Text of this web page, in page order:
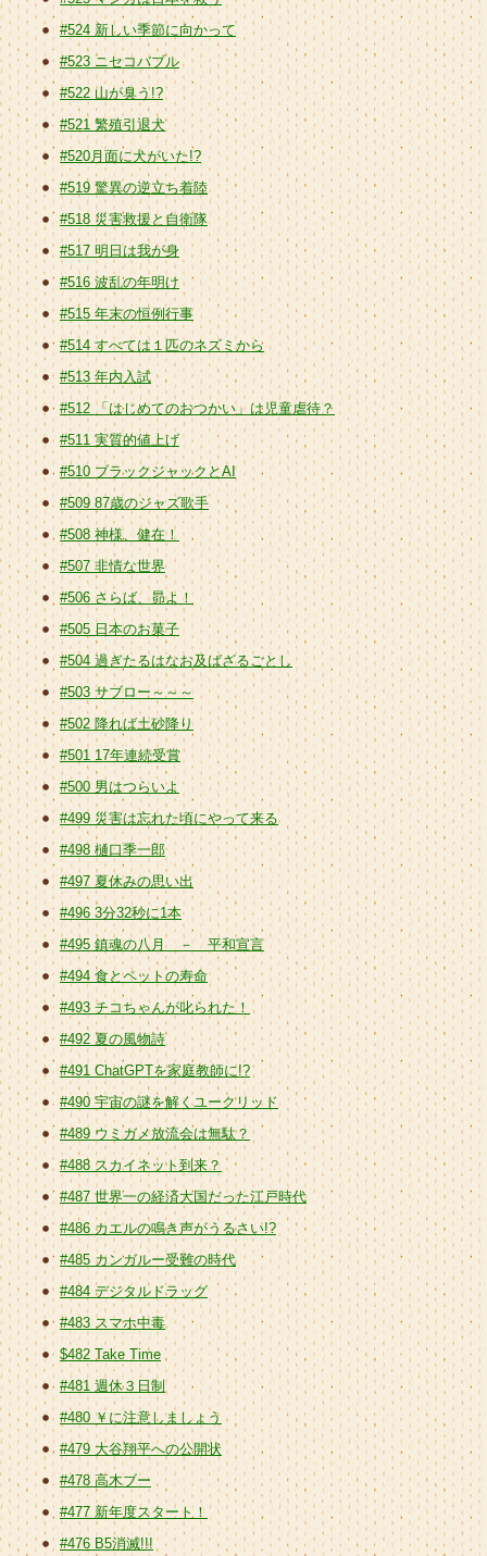
#524 新しい季節に向かって
#523 ニセコバブル
#522 山が臭う!?
#521 繁殖引退犬
#520月面に犬がいた!?
#519 驚異の逆立ち着陸
#518 災害救援と自衛隊
#517 明日は我が身
#516 波乱の年明け
#515 年末の恒例行事
#514 すべては１匹のネズミから
#513 年内入試
#512 「はじめてのおつかい」は児童虐待？
#511 実質的値上げ
#510 ブラックジャックとAI
#509 87歳のジャズ歌手
#508 神様、健在！
#507 非情な世界
#506 さらば、昴よ！
#505 日本のお菓子
#504 過ぎたるはなお及ばざるごとし
#503 サブロー～～～
#502 降れば土砂降り
#501 17年連続受賞
#500 男はつらいよ
#499 災害は忘れた頃にやって来る
#498 樋口季一郎
#497 夏休みの思い出
#496 3分32秒に1本
#495 鎮魂の八月 － 平和宣言
#494 食とペットの寿命
#493 チコちゃんが叱られた！
#492 夏の風物詩
#491 ChatGPTを家庭教師に!?
#490 宇宙の謎を解くユークリッド
#489 ウミガメ放流会は無駄？
#488 スカイネット到来？
#487 世界一の経済大国だった江戸時代
#486 カエルの鳴き声がうるさい!?
#485 カンガルー受難の時代
#484 デジタルドラッグ
#483 スマホ中毒
$482 Take Time
#481 週休３日制
#480 ￥に注意しましょう
#479 大谷翔平への公開状
#478 高木ブー
#477 新年度スタート！
#476 B5消滅!!!